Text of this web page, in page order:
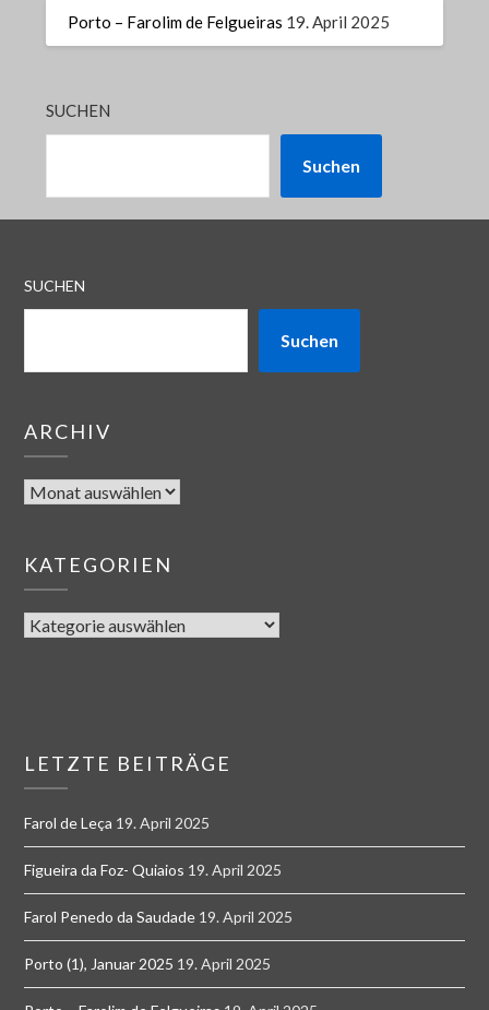
Porto – Farolim de Felgueiras 19. April 2025
SUCHEN
Suchen
SUCHEN
Suchen
ARCHIV
KATEGORIEN
LETZTE BEITRÄGE
Farol de Leça 19. April 2025
Figueira da Foz- Quiaios 19. April 2025
Farol Penedo da Saudade 19. April 2025
Porto (1), Januar 2025 19. April 2025